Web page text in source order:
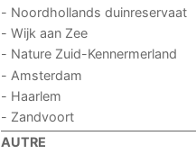
- Noordhollands duinreservaat
- Wijk aan Zee
- Nature Zuid-Kennermerland
- Amsterdam
- Haarlem
- Zandvoort
AUTRE